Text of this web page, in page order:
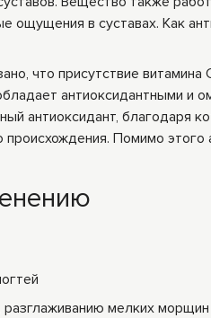
ощущения в суставах. Как
присутствие витамина С
антиоксидантными и
антиоксидант, благодаря
Помимо
разглаживанию мелких морщин